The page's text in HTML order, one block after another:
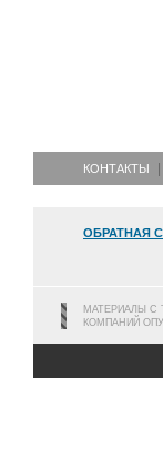
КОНТАКТЫ
ОБРАТНАЯ
МАТЕРИАЛЫ С
КОМПАНИЙ